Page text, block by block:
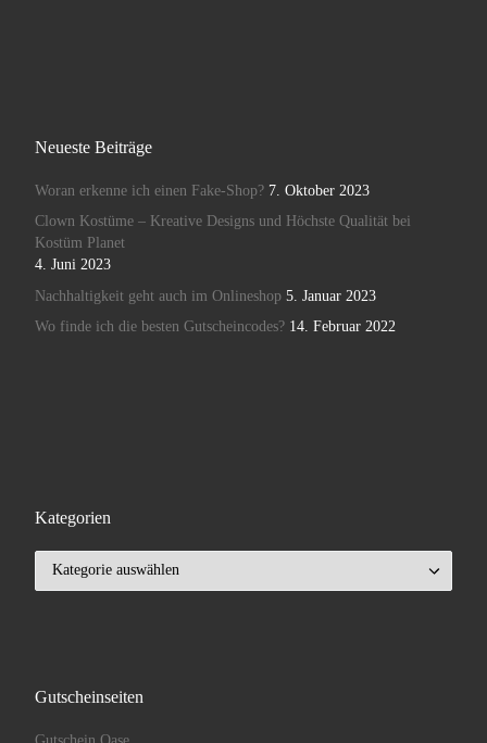
Neueste Beiträge
Woran erkenne ich einen Fake-Shop? 7. Oktober 2023
Clown Kostüme – Kreative Designs und Höchste Qualität bei
Kostüm Planet
4. Juni 2023
Nachhaltigkeit geht auch im Onlineshop 5. Januar 2023
Wo finde ich die besten Gutscheincodes? 14. Februar 2022
Kategorien
Gutscheinseiten